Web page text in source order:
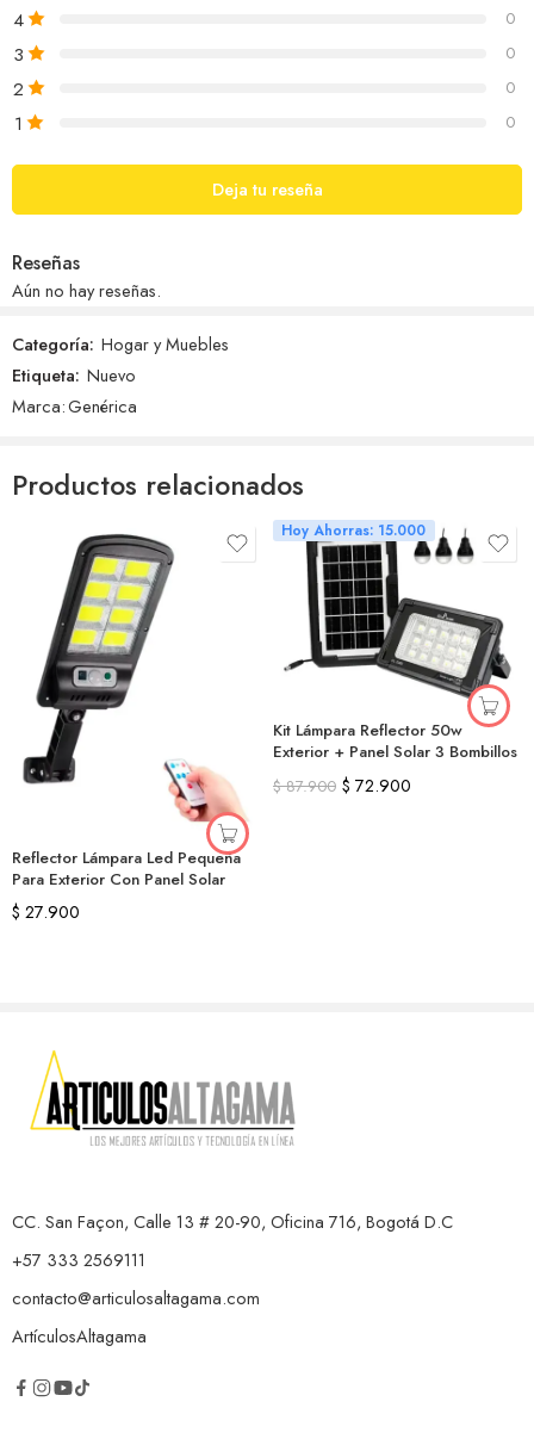
4 0
3 0
2 0
1 0
Deja tu reseña
Reseñas
Aún no hay reseñas.
Categoría: Hogar y Muebles
Etiqueta: Nuevo
Marca:Genérica
Productos relacionados
Reflector Lámpara Led Pequeña
Para Exterior Con Panel Solar
$ 27.900
Hoy Ahorras: 15.000
Kit Lámpara Reflector 50w
Exterior + Panel Solar 3 Bombillos
$87.900 $ 72.900
CC. San Façon, Calle 13 # 20-90, Oficina 716, Bogotá D.C
+57 333 2569111
contacto@articulosaltagama.com
ArtículosAltagama